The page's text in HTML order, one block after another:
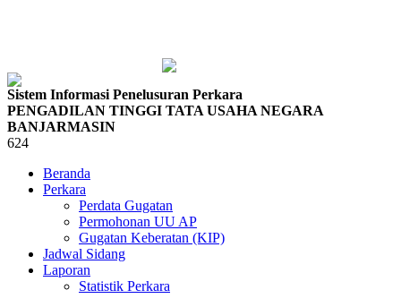
Sistem Informasi Penelusuran Perkara
PENGADILAN TINGGI TATA USAHA NEGARA
BANJARMASIN
624
Beranda
Perkara
Perdata Gugatan
Permohonan UU AP
Gugatan Keberatan (KIP)
Jadwal Sidang
Laporan
Statistik Perkara